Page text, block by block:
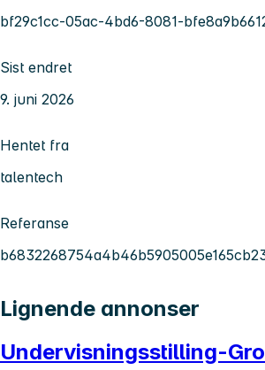
bf29c1cc-05ac-4bd6-8081-
Sist endret
9. juni 2026
Hentet fra
talentech
Referanse
Lignende annonser
Undervisningsstilling-